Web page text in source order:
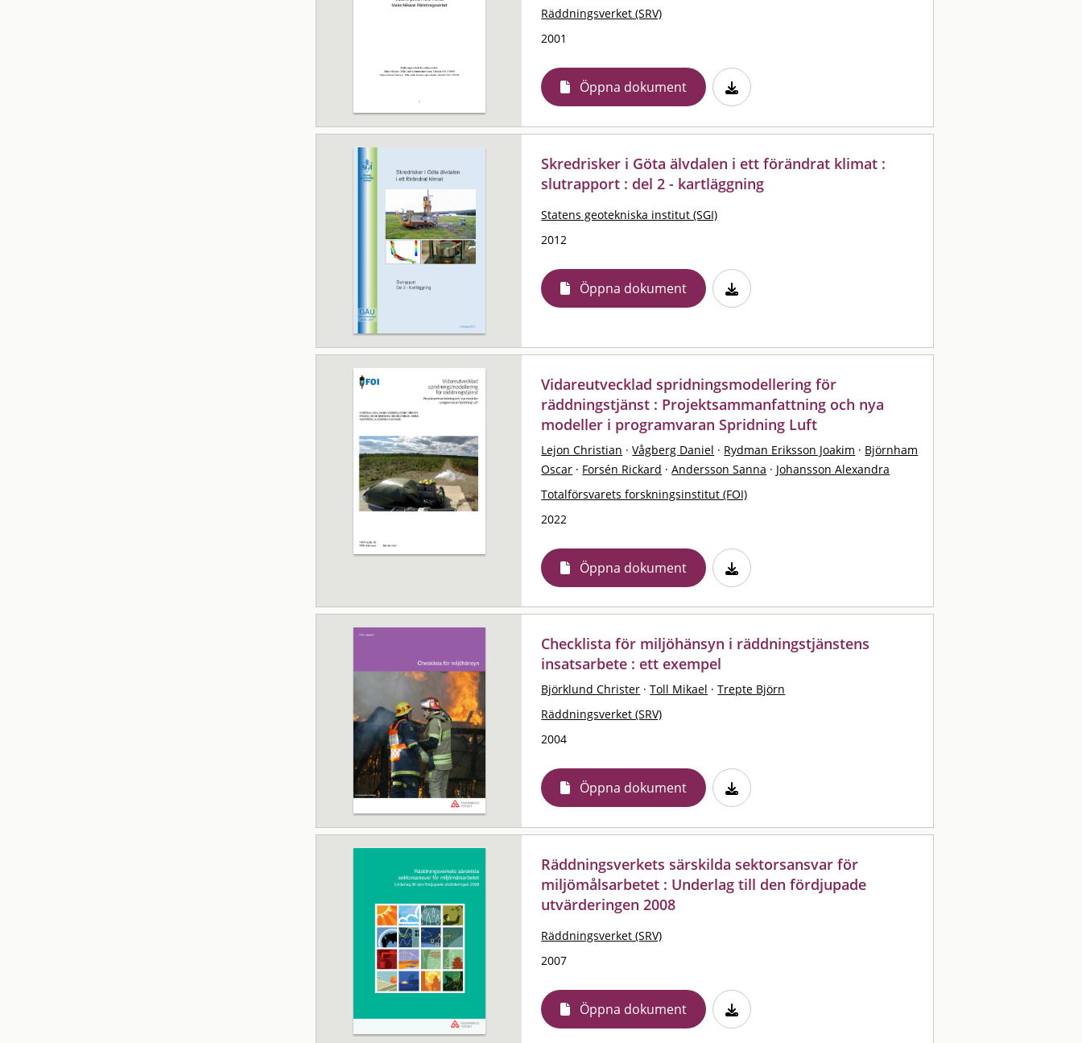
Räddningsverket (SRV)
2001
Öppna dokument
Skredrisker i Göta älvdalen i ett förändrat klimat :
slutrapport : del 2 - kartläggning
Statens geotekniska institut (SGI)
2012
Öppna dokument
Vidareutvecklad spridningsmodellering för
räddningstjänst : Projektsammanfattning och nya
modeller i programvaran Spridning Luft
Lejon Christian · Vågberg Daniel · Rydman Eriksson Joakim · Björnham
Oscar · Forsén Rickard · Andersson Sanna · Johansson Alexandra
Totalförsvarets forskningsinstitut (FOI)
2022
Öppna dokument
Checklista för miljöhänsyn i räddningstjänstens
insatsarbete : ett exempel
Björklund Christer · Toll Mikael · Trepte Björn
Räddningsverket (SRV)
2004
Öppna dokument
Räddningsverkets särskilda sektorsansvar för
miljömålsarbetet : Underlag till den fördjupade
utvärderingen 2008
Räddningsverket (SRV)
2007
Öppna dokument